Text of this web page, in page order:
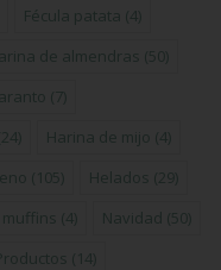
Fécula patata (4)
de almendras (50)
(7)
Harina de mijo (4)
(105) Helados (29)
muffins (4) Navidad (50)
(14)